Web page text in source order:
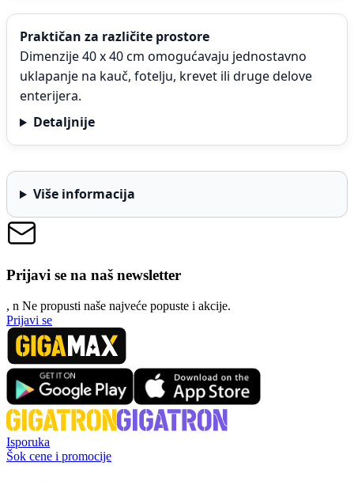
Praktičan za različite prostore
Dimenzije 40 x 40 cm omogućavaju jednostavno
uklapanje na kauč, fotelju, krevet ili druge delove
enterijera.
Detaljnije
Više informacija
Prijavi se na naš newsletter
, n Ne propusti naše najveće popuste i akcije.
Prijavi se
Isporuka
Šok cene i promocije